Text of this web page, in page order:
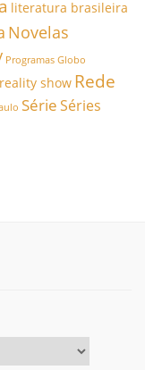
literatura brasileira
Novelas
Programas Globo
reality show Rede
SérieSéries